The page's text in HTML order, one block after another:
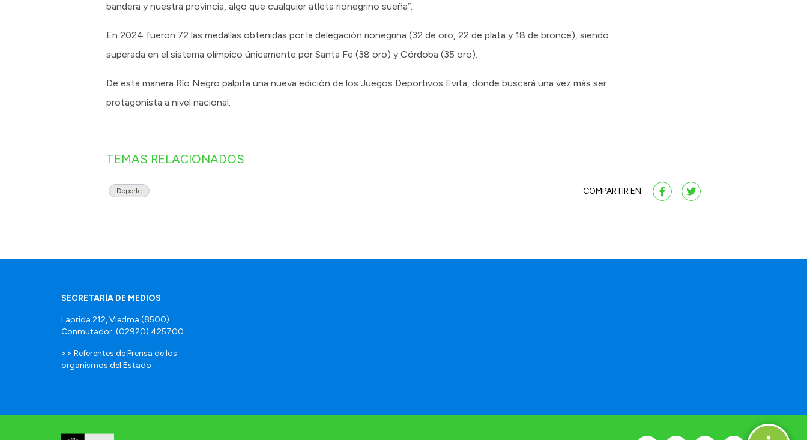
bandera y nuestra provincia, algo que cualquier atleta rionegrino sueña”.
En 2024 fueron 72 las medallas obtenidas por la delegación rionegrina (32 de oro, 22 de plata y 18 de bronce), siendo
superada en el sistema olímpico únicamente por Santa Fe (38 oro) y Córdoba (35 oro).
De esta manera Río Negro palpita una nueva edición de los Juegos Deportivos Evita, donde buscará una vez más ser
protagonista a nivel nacional.
TEMAS RELACIONADOS
Deporte COMPARTIR EN:
SECRETARÍA DE MEDIOS
Laprida 212, Viedma (8500).
Conmutador: (02920) 425700
>> Referentes de Prensa de los
organismos del Estado